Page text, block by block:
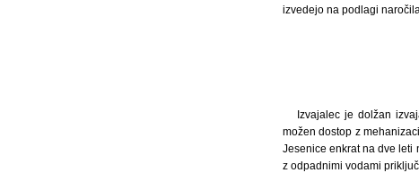
izvedejo na podlagi
Izvajalec je dolžan
možen dostop z
Jesenice enkrat na dve leti
z odpadnimi vodami